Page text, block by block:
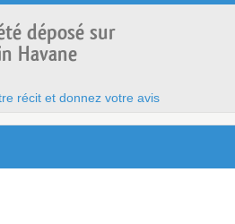
déposé sur
Havane
récit et donnez votre avis